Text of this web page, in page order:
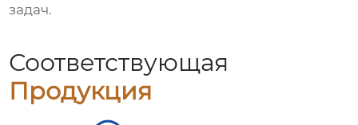
задач.
Соответствующая
Продукция